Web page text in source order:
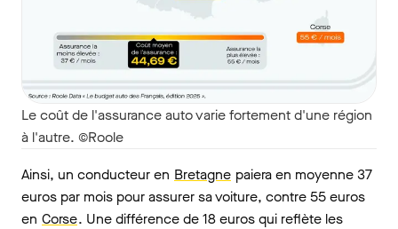
Le coût de l'assurance auto varie fortement d'une région
à l'autre. ©Roole
Ainsi, un conducteur en Bretagne paiera en moyenne 37
euros par mois pour assurer sa voiture, contre 55 euros
en Corse. Une différence de 18 euros qui reflète les